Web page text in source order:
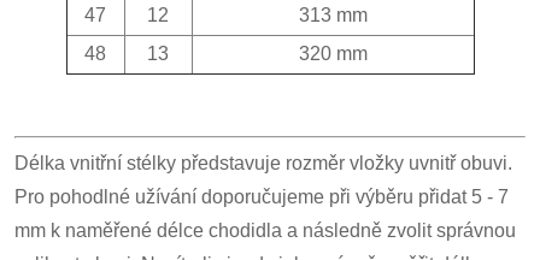
47
12
313 mm
48
13 320 mm
Délka vnitřní stélky představuje rozměr vložky uvnitř obuvi.
Pro pohodlné užívání doporučujeme při výběru přidat 5 - 7
mm k naměřené délce chodidla a následně zvolit správnou